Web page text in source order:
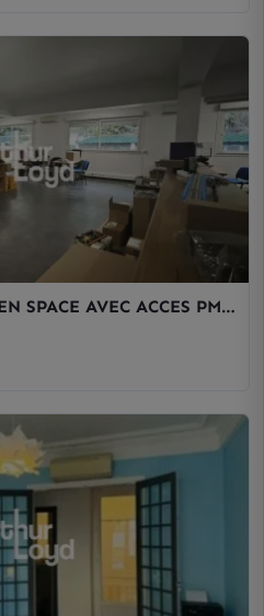
SPACE AVEC ACCES PMR
206M² DE